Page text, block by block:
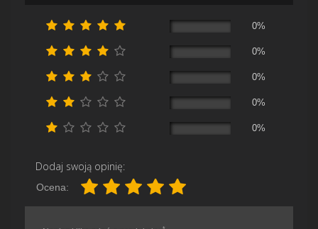
0%
0%
0%
0%
0%
Dodaj swoją opinię:
Ocena: